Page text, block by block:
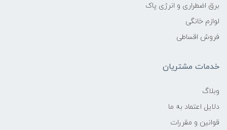
برق اضطراری و انرژی پاک
لوازم خانگی
فروش اقساطی
خدمات مشتریان
وبلاگ
دلایل اعتماد به ما
قوانین و مقررات